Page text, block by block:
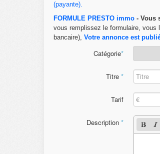
(payante).
FORMULE PRESTO immo - Vous
vous remplissez le formulaire, vous
bancaire), Votre annonce est
Catégorie*
Titre *
Tarif
Description *